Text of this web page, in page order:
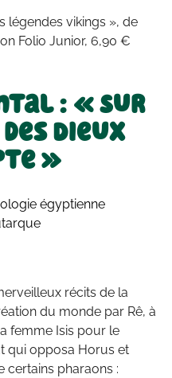
légendes vikings », de
Folio Junior, 6,90 €
: « Sur
Dieux
»
récits de la
du monde par Rê, à
femme Isis pour le
qui opposa Horus et
certains pharaons :